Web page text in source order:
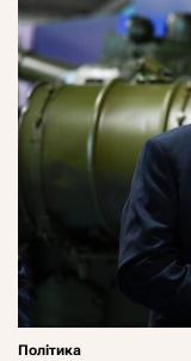
Політика